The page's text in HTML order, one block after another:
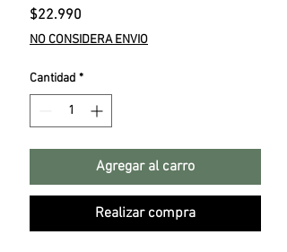
$22.990
NO CONSIDERA ENVIO
Cantidad *
Agregar al carro
Realizar compra